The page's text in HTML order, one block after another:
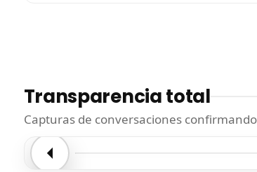
Transparencia total
Capturas de conversaciones